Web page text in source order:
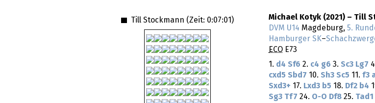
Till Stockmann (Zeit: 0:07:01 )
Michael Kotyk (2021) – Till
DVM U14 Magdeburg, 5.
Hamburger SK–
ECO E73
1. d4 Sf6 2. c4 g6 3. Sc3 Lg7
cxd5 Sbd7 10. Sh3 Sc5 11. f3
Sxd3+ 17. Lxd3 b5 18. Df2 b4
Sg3 Tf7 24. O-O Df8 25. Tad1